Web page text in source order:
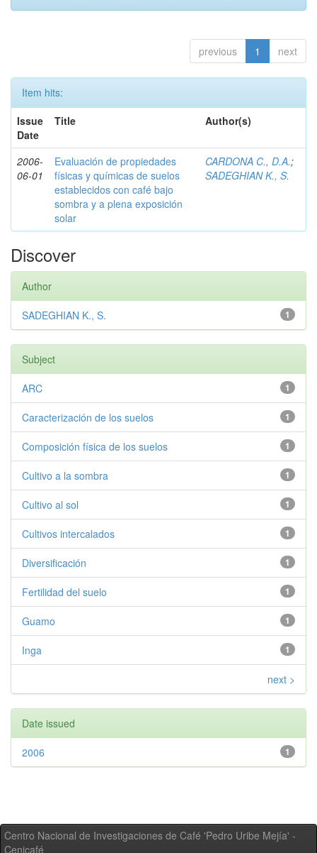
previous 1 next
Item hits:
Issue
Date
Title Author(s)
2006-
06-01
Evaluación de propiedades
físicas y químicas de suelos
establecidos con café bajo
sombra y a plena exposición
solar
CARDONA C., D.A.;
SADEGHIAN K., S.
Discover
Author
1
SADEGHIAN K., S.
Subject
1
ARC
1
Caracterización de los suelos
1
Composición física de los suelos
1
Cultivo a la sombra
1
Cultivo al sol
1
Cultivos intercalados
1
Diversificación
1
Fertilidad del suelo
1
Guamo
1
Inga
next >
Date issued
1
2006
Centro Nacional de Investigaciones de Café 'Pedro Uribe Mejía' -
Cenicafé